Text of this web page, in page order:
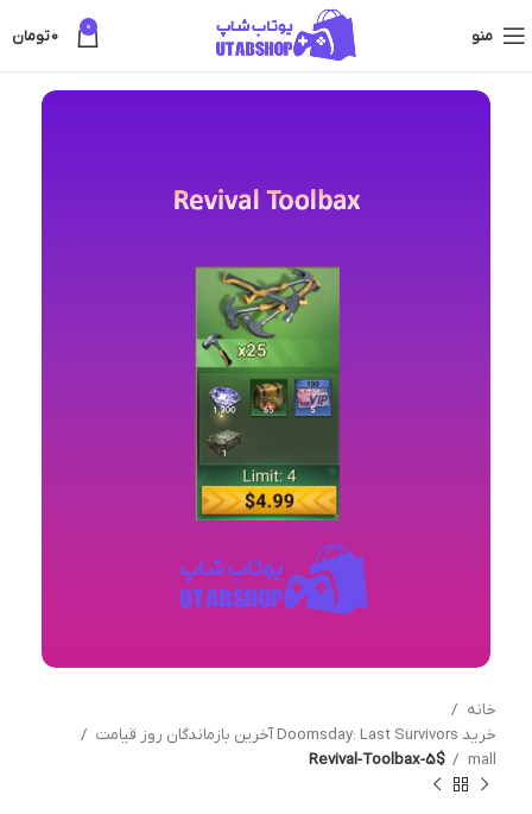
منو 0
0تومان
خانه
خرید Doomsday: Last Survivors آخرین بازماندگان روز قیامت
mall
Revival-Toolbax-5$